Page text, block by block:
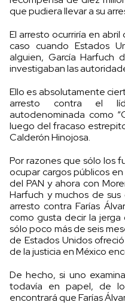
que pudiera llevar a su
El arresto ocurriría en
caso cuando Estados
alguien, García Harfuch
investigaban las
Ello es absolutamente
arresto contra el
autodenominada como
luego del fracaso
Calderón Hinojosa.
Por razones que sólo los
ocupar cargos públicos
del PAN y ahora con
Harfuch y muchos de
arresto contra Farías
como gusta decir la jerga
sólo poco más de seis
de Estados Unidos
de la justicia en México
De hecho, si uno
todavía en papel, de
encontrará que Farías